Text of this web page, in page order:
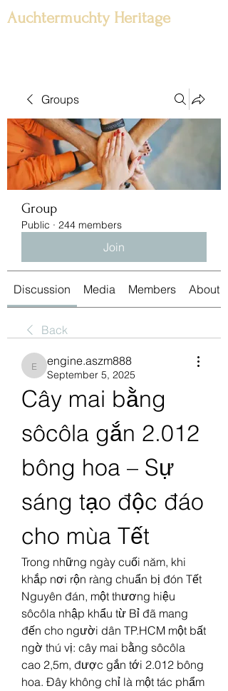
Auchtermuchty Heritage
Groups
Group
Public · 244 members
Join
Discussion Media Members About
Back
engine.aszm888
engine.aszm888
September 5, 2025
Cây mai bằng
sôcôla gắn 2.012
bông hoa – Sự
sáng tạo độc đáo
cho mùa Tết
Trong những ngày cuối năm, khi
khắp nơi rộn ràng chuẩn bị đón Tết
Nguyên đán, một thương hiệu
sôcôla nhập khẩu từ Bỉ đã mang
đến cho người dân TP.HCM một bất
ngờ thú vị: cây mai bằng sôcôla
cao 2,5m, được gắn tới 2.012 bông
hoa. Đây không chỉ là một tác phẩm